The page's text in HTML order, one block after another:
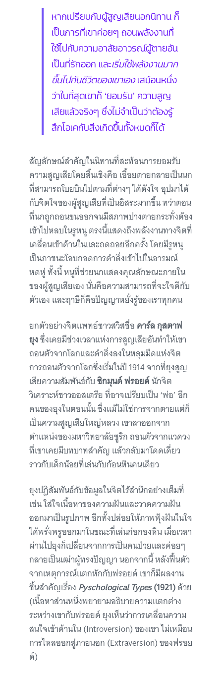
หากเปรียบกับผู้สูญเสียนอกนิทาน ก็
เป็นการที่เขาค่อยๆ ถอนพลังงานที่
ใช้ไปกับความอาลัยอาวรณ์ผู้ตายอัน
เป็นที่รักออก และเริ่มใช้พลังงานมาก
ขึ้นไปกับชีวิตของเขาเองเสมือนหนึ่ง
ว่าในที่สุดเขาก็ ‘ยอมรับ’ ความสูญ
เสียแล้วจริงๆ ซึ่งไม่จำเป็นว่าต้องรู้
สึกโอเคกับสิ่งเกิดขึ้นทั้งหมดก็ได้
สัญลักษณ์สำคัญในนิทานที่สะท้อนการยอมรับ
ความสูญเสียโดยสิ้นเชิงคือ เอื้อยตายกลายเป็นนก
ที่สามารถโบยบินไปตามที่ต่างๆ ได้ดังใจ อุปมาได้
กับจิตใจของผู้สูญเสียที่เป็นอิสระมากขึ้น ทว่าตอน
ที่นกถูกถอนขนออกจนมีสภาพปางตายกระทั่งต้อง
เข้าไปหลบในรูหนู ตรงนี้แสดงถึงพลังงานทางจิตที่
เคลื่อนเข้าด้านในและถดถอยอีกครั้ง โดยมีรูหนู
เป็นภาชนะโอบกอดการดำดิ่งเข้าไปในอารมณ์
หดหู่ ทั้งนี้ หนูที่ช่วยนกแสดงคุณลักษณะภายใน
ของผู้สูญเสียเอง นั่นคือความสามารถที่จะใจดีกับ
ตัวเอง และฤาษีก็คือปัญญาหยั่งรู้ของเราทุกคน
ยกตัวอย่างจิตแพทย์ชาวสวิสชื่อ คาร์ล กุสตาฟ
ยุงซึ่งเคยมีช่วงเวลาแห่งการสูญเสียอันทำให้เขา
ถอนตัวจากโลกและดำดิ่งลงในหลุมมืดแห่งจิต
การถอนตัวจากโลกซึ่งเริ่มในปี 1914 จากที่ยุงสูญ
เสียความสัมพันธ์กับซิกมุนด์ ฟรอยด์นักจิต
วิเคราะห์ชาวออสเตรีย ที่อาจเปรียบเป็น ‘พ่อ’ อีก
คนของยุงในตอนนั้น ซึ่งแม้ไม่ใช่การจากตายแต่ก็
เป็นความสูญเสียใหญ่หลวง เขาลาออกจาก
ตำแหน่งของมหาวิทยาลัยซูริก ถอนตัวจากแวดวง
ที่เขาเคยมีบทบาทสำคัญ แล้วกลับมาโดดเดี่ยว
ราวกับเด็กน้อยที่เล่นกับก้อนหินคนเดียว
ยุงปฏิสัมพันธ์กับข้อมูลในจิตไร้สำนึกอย่างเต็มที่
เช่น ใส่ใจเนื้อหาของความฝันและวาดความฝัน
ออกมาเป็นรูปภาพ อีกทั้งปล่อยให้ภาพฟุ้งฝันในใจ
ได้พรั่งพรูออกมาในขณะที่เล่นก่อกองหิน เมื่อเวลา
ผ่านไปยุงก็เปลี่ยนจากการเป็นคนป่วยและค่อยๆ
กลายเป็นเฒ่าผู้ทรงปัญญา นอกจากนี้ หลังฟื้นตัว
จากเหตุการณ์แตกหักกับฟรอยด์ เขาก็มีผลงาน
ชิ้นสำคัญเรื่อง Pyschological Types(1921)ด้วย
(เนื้อหาส่วนหนึ่งพยายามอธิบายความแตกต่าง
ระหว่างเขากับฟรอยด์ ยุงเห็นว่าการเคลื่อนความ
สนใจเข้าด้านใน (Introversion) ของเขา ไม่เหมือน
การไหลออกสู่ภายนอก (Extraversion) ของฟรอย
ด์)